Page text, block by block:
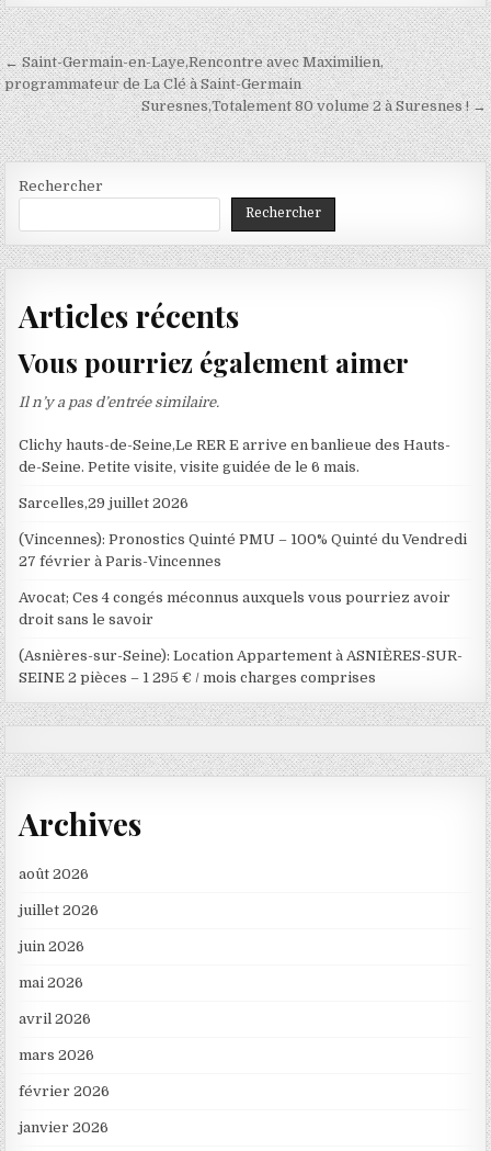
Navigation
de
l’article
← Saint-Germain-en-Laye,Rencontre avec Maximilien,
programmateur de La Clé à Saint-Germain
Suresnes,Totalement 80 volume 2 à Suresnes ! →
Rechercher
Rechercher
Articles récents
Vous pourriez également aimer
Il n’y a pas d’entrée similaire.
Clichy hauts-de-Seine,Le RER E arrive en banlieue des Hauts-
de-Seine. Petite visite, visite guidée de le 6 mais.
Sarcelles,29 juillet 2026
(Vincennes): Pronostics Quinté PMU – 100% Quinté du Vendredi
27 février à Paris-Vincennes
Avocat; Ces 4 congés méconnus auxquels vous pourriez avoir
droit sans le savoir
(Asnières-sur-Seine): Location Appartement à ASNIÈRES-SUR-
SEINE 2 pièces – 1 295 € / mois charges comprises
Archives
août 2026
juillet 2026
juin 2026
mai 2026
avril 2026
mars 2026
février 2026
janvier 2026